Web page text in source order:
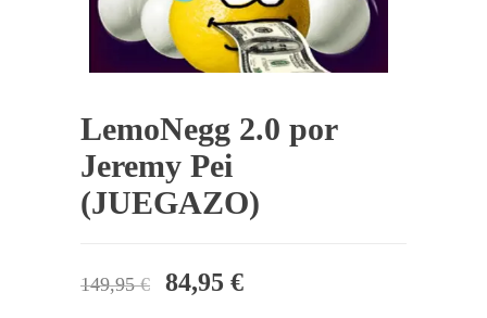
LemoNegg 2.0 por
Jeremy Pei
(JUEGAZO)
149,95€
El
84,95 €El